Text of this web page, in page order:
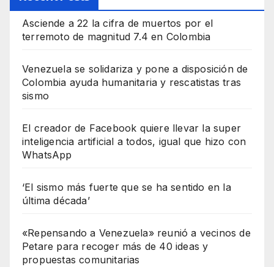
Asciende a 22 la cifra de muertos por el
terremoto de magnitud 7.4 en Colombia
Venezuela se solidariza y pone a disposición de
Colombia ayuda humanitaria y rescatistas tras
sismo
El creador de Facebook quiere llevar la super
inteligencia artificial a todos, igual que hizo con
WhatsApp
‘El sismo más fuerte que se ha sentido en la
última década’
«Repensando a Venezuela» reunió a vecinos de
Petare para recoger más de 40 ideas y
propuestas comunitarias